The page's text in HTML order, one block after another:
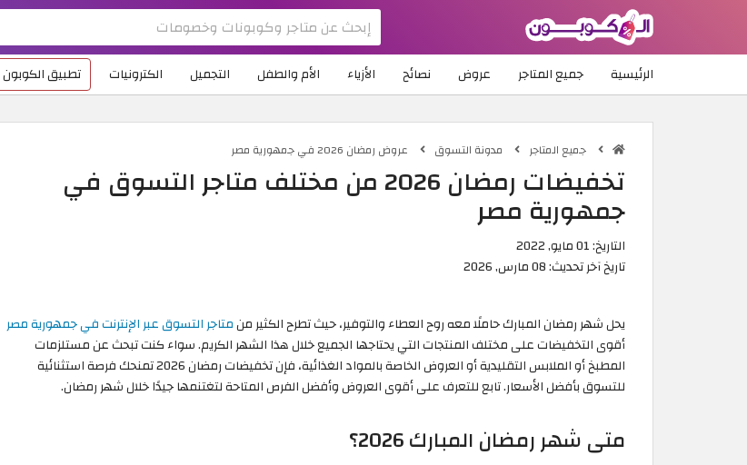
الرئيسية جميع المتاجر عروض نصائح الأزياء الأم والطفل التجميل الكترونيات تطبيق الكوبون
جميع المتاجر مدونة التسوق عروض رمضان 2026 في جمهورية مصر
تخفيضات رمضان 2026 من مختلف متاجر التسوق في
جمهورية مصر
التاريخ:01 مايو, 2022
تاريخ آخر تحديث:08 مارس, 2026
يحل شهر رمضان المبارك حاملًا معه روح العطاء والتوفير، حيث تطرح الكثير منمتاجر التسوق عبر الإنترنت في جمهورية مصر
أقوى التخفيضات على مختلف المنتجات التي يحتاجها الجميع خلال هذا الشهر الكريم. سواء كنت تبحث عن مستلزمات
المطبخ أو الملابس التقليدية أو العروض الخاصة بالمواد الغذائية، فإن تخفيضات رمضان 2026 تمنحك فرصة استثنائية
للتسوق بأفضل الأسعار. تابع للتعرف على أقوى العروض وأفضل الفرص المتاحة لتغتنمها جيدًا خلال شهر رمضان.
متى شهر رمضان المبارك 2026؟